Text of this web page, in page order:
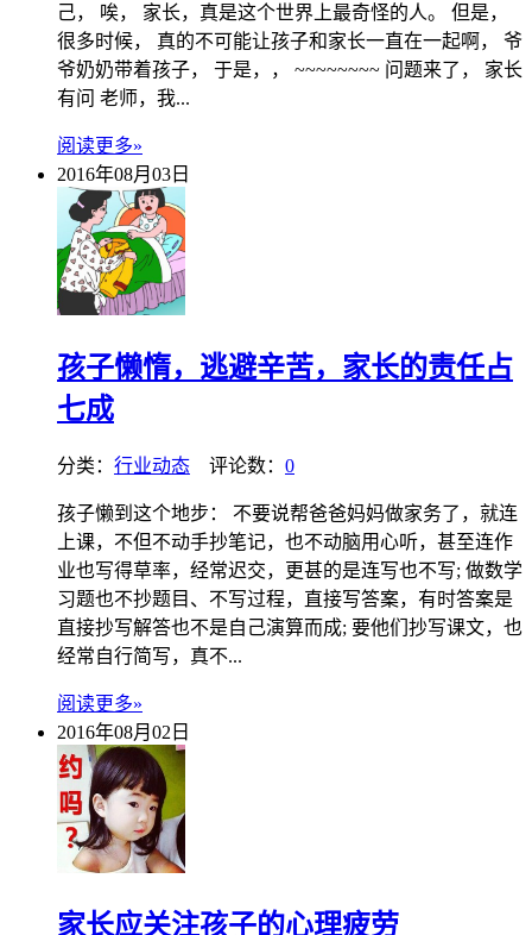
己， 唉， 家长，真是这个世界上最奇怪的人。 但是，
很多时候， 真的不可能让孩子和家长一直在一起啊， 爷
爷奶奶带着孩子， 于是，， ~~~~~~~~ 问题来了， 家长
有问 老师，我...
阅读更多»
2016年08月03日
孩子懒惰，逃避辛苦，家长的责任占
七成
分类： 行业动态 评论数： 0
孩子懒到这个地步： 不要说帮爸爸妈妈做家务了，就连
上课，不但不动手抄笔记，也不动脑用心听，甚至连作
业也写得草率，经常迟交，更甚的是连写也不写; 做数学
习题也不抄题目、不写过程，直接写答案，有时答案是
直接抄写解答也不是自己演算而成; 要他们抄写课文，也
经常自行简写，真不...
阅读更多»
2016年08月02日
家长应关注孩子的心理疲劳